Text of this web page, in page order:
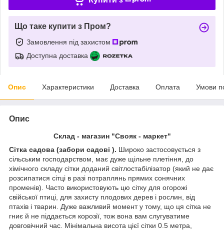
Що таке купити з Пром?
Замовлення під захистом
Доступна доставка
Опис Характеристики Доставка Оплата Умови
Опис
Склад - магазин "Свояк - маркет"
Сітка садова (забори садові ). Широко застосовується з
сільським господарством, має дуже щільне плетіння, до
хімічного складу сітки доданий світлостабілізатор (який не дає
розсипатися сітці в разі потраплянь прямих сонячних
променів). Часто використовують цю сітку для огорожі
свійської птиці, для захисту плодових дерев і рослин, від
птахів і тварин. Дуже важливий момент у тому, що ця сітка не
гниє й не піддається корозії, тож вона вам слугуватиме
довговічний час. Мінімальна висота цієї сітки 0.5 метра,